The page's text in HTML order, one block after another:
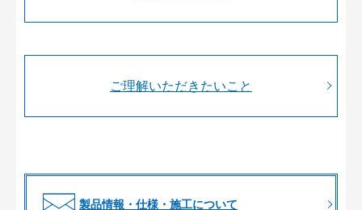
ご理解いただきたいこと
製品情報・仕様・施工について